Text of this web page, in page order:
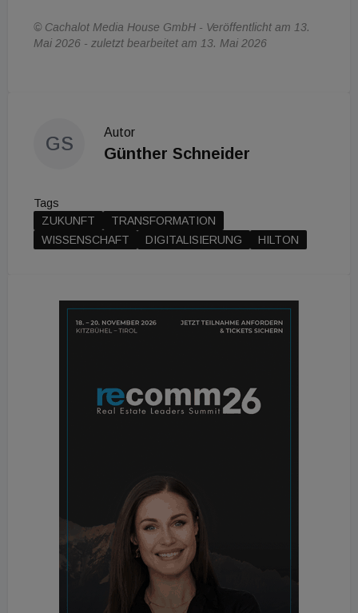
© Cachalot Media House GmbH - Veröffentlicht am 13.
Mai 2026 - zuletzt bearbeitet am 13. Mai 2026
GS
Autor
Günther Schneider
Tags
ZUKUNFT
TRANSFORMATION
WISSENSCHAFT
DIGITALISIERUNG HILTON